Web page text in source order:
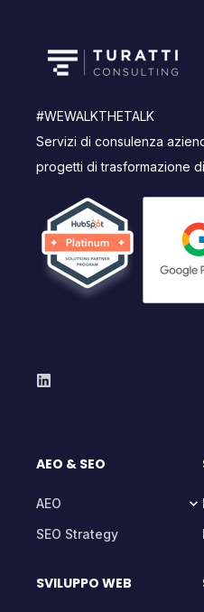
#WEWALKTHETALK
Servizi di consulenza
progetti di trasformazione
AEO & SEO
AEO
SEO Strategy
SVILUPPO WEB